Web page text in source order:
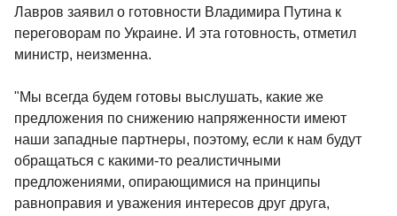
Лавров заявил о готовности Владимира Путина к
переговорам по Украине. И эта готовность, отметил
министр, неизменна.
"Мы всегда будем готовы выслушать, какие же
предложения по снижению напряженности имеют
наши западные партнеры, поэтому, если к нам будут
обращаться с какими-то реалистичными
предложениями, опирающимися на принципы
равноправия и уважения интересов друг друга,